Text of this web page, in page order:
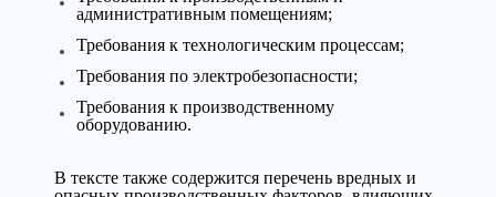
административным помещениям;
Требования к технологическим процессам;
Требования по электробезопасности;
Требования к производственному
оборудованию.
В тексте также содержится перечень вредных и